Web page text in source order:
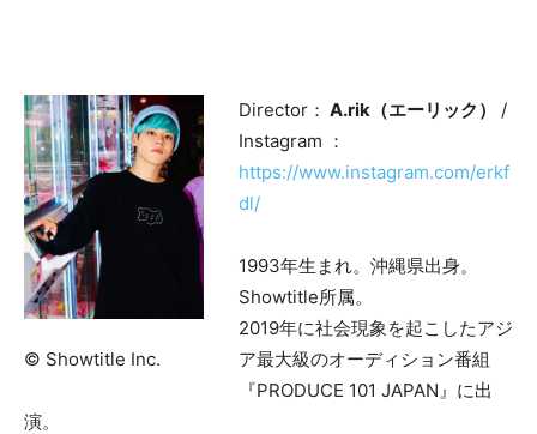
© Showtitle Inc.
​Director： A.rik（エーリック）
/
Instagram ：
https://www.instagram.com/erkf
dl/
1993年⽣まれ。沖縄県出⾝。
Showtitle所属。
2019年に社会現象を起こしたアジ
ア最⼤級のオーディション番組
『PRODUCE 101 JAPAN』に出
演。